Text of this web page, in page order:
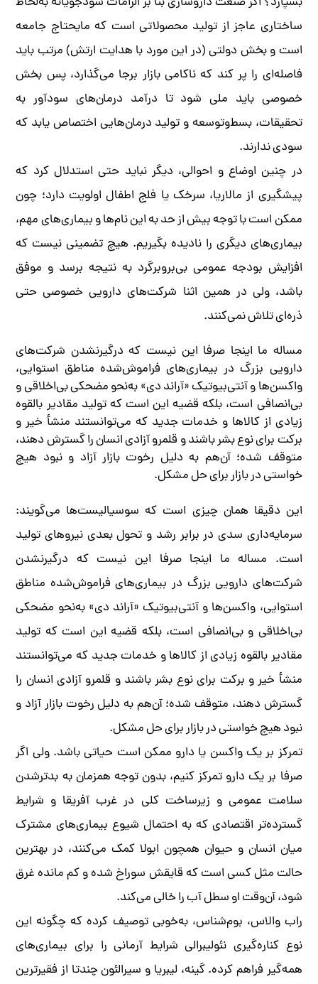
ساختاری عاجز از تولید محصولاتی است که مایحتاج جامعه
است و بخش دولتی (در این مورد با هدایت ارتش) مرتب باید
فاصله‌ای را پر کند که ناکامی بازار برجا می‌گذارد، پس بخش
خصوصی باید ملی شود تا درآمد درمان‌های سودآور به
تحقیقات، بسط‌و‌توسعه و تولید درمان‌هایی اختصاص یابد که
سودی ندارند.
در چنین اوضاع و احوالی، دیگر نباید حتی استدلال کرد که
پیشگیری از مالاریا، سرخک یا فلج اطفال اولویت دارد؛ چون
ممکن است با توجه بیش از حد به این نام‌ها و بیماری‌های مهم،
بیماری‌های دیگری را نادیده بگیریم. هیچ تضمینی نیست که
افزایش بودجه عمومی بی‌بروبرگرد به نتیجه برسد و موفق
باشد، ولی در همین اثنا شرکت‌های دارویی خصوصی حتی
ذره‌ای تلاش نمی‌کنند.
مساله ما اینجا صرفا این نیست که درگیر‌نشدن شرکت‌های
دارویی بزرگ در بیماری‌های فراموش‌شده مناطق استوایی،
واکسن‌ها و آنتی‌بیوتیک «آر‌اند دی» به‌نحو مضحکی بی‌اخلاقی و
بی‌انصافی است، بلکه قضیه این است که تولید مقادیر بالقوه
زیادی از کالاها و خدمات جدید که می‌توانستند منشأ خیر و
برکت برای نوع بشر باشند و قلمرو آزادی انسان را گسترش دهند،
متوقف شده؛ آن‌هم به دلیل رخوت بازار آزاد و نبود هیچ
خواستی در بازار برای حل مشکل.
این دقیقا همان چیزی است که سوسیالیست‌ها می‌گویند:
سرمایه‌داری سدی در برابر رشد و تحول بعدی نیروهای تولید
است. مساله ما اینجا صرفا این نیست که درگیر‌نشدن
شرکت‌های دارویی بزرگ در بیماری‌های فراموش‌شده مناطق
استوایی، واکسن‌ها و آنتی‌بیوتیک «آر‌اند دی» به‌نحو مضحکی
بی‌اخلاقی و بی‌انصافی است، بلکه قضیه این است که تولید
مقادیر بالقوه زیادی از کالاها و خدمات جدید که می‌توانستند
منشأ خیر و برکت برای نوع بشر باشند و قلمرو آزادی انسان را
گسترش دهند، متوقف شده؛ آن‌هم به دلیل رخوت بازار آزاد و
نبود هیچ خواستی در بازار برای حل مشکل.
تمرکز بر یک واکسن یا دارو ممکن است حیاتی باشد. ولی اگر
صرفا بر یک دارو تمرکز کنیم، بدون توجه همزمان به بدترشدن
سلامت عمومی و زیرساخت کلی در غرب آفریقا و شرایط
گسترده‌تر اقتصادی که به احتمال شیوع بیماری‌های مشترک
میان انسان و حیوان همچون ابولا کمک می‌کنند، در بهترین
حالت مثل کسی است که قایقش سوراخ شده و کم مانده غرق
شود، آن‌وقت او سطل آب را خالی می‌کند.
راب والاس، بوم‌شناس، به‌خوبی توصیف کرده که چگونه این
نوع کناره‌گیری نئولیبرالی شرایط آرمانی را برای بیماری‌های
همه‌گیر فراهم کرده. گینه، لیبریا و سیرالئون چندتا از فقیرترین